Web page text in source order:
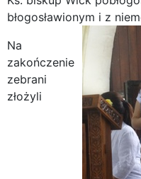
błogosławionym i z
Na
zakończenie
zebrani
złożyli